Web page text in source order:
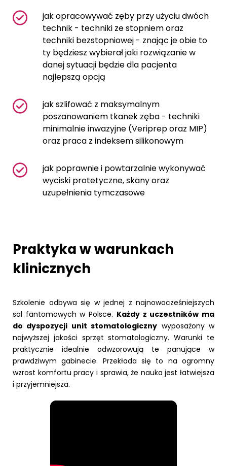
jak opracowywać zęby przy użyciu dwóch
technik - techniki ze stopniem oraz
techniki bezstopniowej - znając je obie to
ty będziesz wybierał jaki rozwiązanie w
danej sytuacji będzie dla pacjenta
najlepszą opcją
jak szlifować z maksymalnym
poszanowaniem tkanek zęba - techniki
minimalnie inwazyjne (Veriprep oraz MIP)
oraz praca z indeksem silikonowym
jak poprawnie i powtarzalnie wykonywać
wyciski protetyczne, skany oraz
uzupełnienia tymczasowe
Praktyka w warunkach
klinicznych
Szkolenie odbywa się w jednej z najnowocześniejszych
sal fantomowych w Polsce. Każdy z uczestników ma
do dyspozycji unit stomatologiczny wyposażony w
najwyższej jakości sprzęt stomatologiczny. Warunki te
praktycznie idealnie odwzorowują te panujące w
prawdziwym gabinecie. Przekłada się to na ogromny
wzrost komfortu pracy i sprawia, że nauka jest łatwiejsza
i przyjemniejsza.